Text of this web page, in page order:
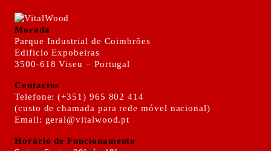
Morada
Parque Industrial de Coimbrões
Edificio Expobeiras
3500-618 Viseu – Portugal
Contactos
Telefone: (+351) 965 802 414
(custo de chamada para rede móvel nacional)
Email: geral@vitalwood.pt
Horário de Funcionamento